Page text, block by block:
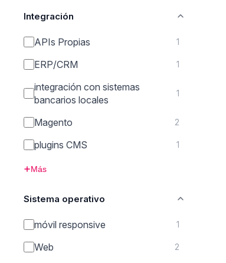
Integración
APIs Propias 1
ERP/CRM 1
integración con sistemas
bancarios locales
1
Magento 2
plugins CMS 1
Más
Sistema operativo
móvil responsive 1
Web 2